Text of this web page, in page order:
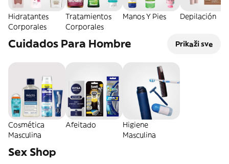
Hidratantes
Corporales
Tratamientos
Corporales
Manos Y Pies Depilación
Cuidados Para Hombre Prikaži sve
Cosmética
Masculina
Afeitado
Higiene
Masculina
Sex Shop